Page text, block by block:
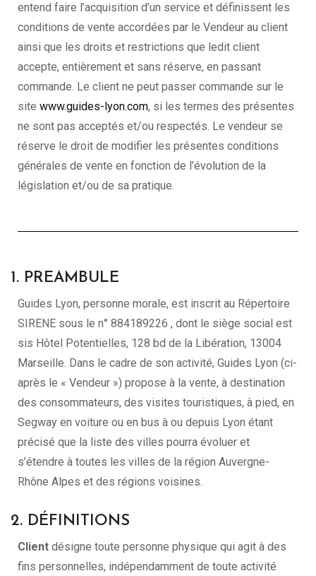
entend faire l’acquisition d’un service et définissent les
conditions de vente accordées par le Vendeur au client
ainsi que les droits et restrictions que ledit client
accepte, entièrement et sans réserve, en passant
commande. Le client ne peut passer commande sur le
site www.guides-lyon.com, si les termes des présentes
ne sont pas acceptés et/ou respectés. Le vendeur se
réserve le droit de modifier les présentes conditions
générales de vente en fonction de l’évolution de la
législation et/ou de sa pratique.
1. PREAMBULE
Guides Lyon, personne morale, est inscrit au Répertoire
SIRENE sous le n° 884189226 , dont le siège social est
sis Hôtel Potentielles, 128 bd de la Libération, 13004
Marseille. Dans le cadre de son activité, Guides Lyon (ci-
après le « Vendeur ») propose à la vente, à destination
des consommateurs, des visites touristiques, à pied, en
Segway en voiture ou en bus à ou depuis Lyon étant
précisé que la liste des villes pourra évoluer et
s’étendre à toutes les villes de la région Auvergne-
Rhône Alpes et des régions voisines.
2. DÉFINITIONS
Client désigne toute personne physique qui agit à des
fins personnelles, indépendamment de toute activité